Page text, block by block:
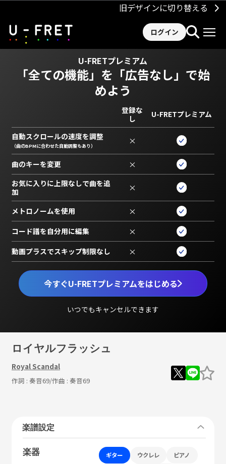
旧デザインに切り替える
ログイン
U-FRETプレミアム
「全ての機能」を 「広告なし」で始
めよう
今すぐU-FRETプレミアムをはじめる
いつでもキャンセルできます
登録な
し
U-FRETプレミアム
自動スクロールの速度を調整
（曲のBPMに合わせた自動調整もあり） ×
曲のキーを変更 ×
お気に入りに上限なしで曲を追
加
×
メトロノームを使用 ×
コード譜を自分用に編集 ×
動画プラスでスキップ制限なし ×
ロイヤルフラッシュ
Royal Scandal
作詞 : 奏音69/作曲 : 奏音69
楽譜設定
楽器 ギター ウクレレ ピアノ